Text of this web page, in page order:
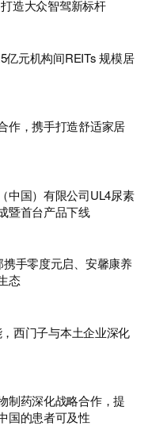
造大众智驾新标杆
亿元机构间REITs 规模居
作，携手打造舒适家居
中国）有限公司UL4尿素
暨首台产品下线
手零度元启、安馨康养
态
西门子与本土企业深化
制药深化战略合作，提
国的患者可及性